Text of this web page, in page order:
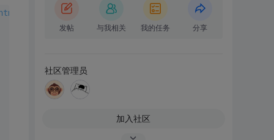
xhtml1-transitional.dtd">
发帖 与我相关 我的任务 分享
社区管理员
加入社区